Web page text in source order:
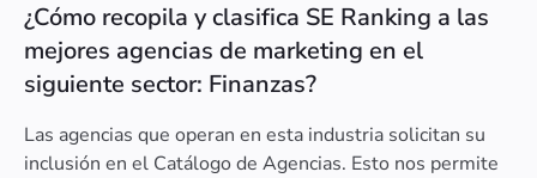
¿Cómo recopila y clasifica SE Ranking a las
mejores agencias de marketing en el
siguiente sector: Finanzas?
Las agencias que operan en esta industria solicitan su
inclusión en el Catálogo de Agencias. Esto nos permite